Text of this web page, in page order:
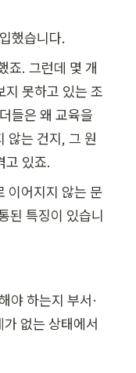
했습니다.
죠. 그런데 몇 개
지 못하고 있는 조
들은 왜 교육을
않는 건지, 그 원
고 있죠.
이어지지 않는 문
된 특징이 있습니
야 하는지 부서·
없는 상태에서